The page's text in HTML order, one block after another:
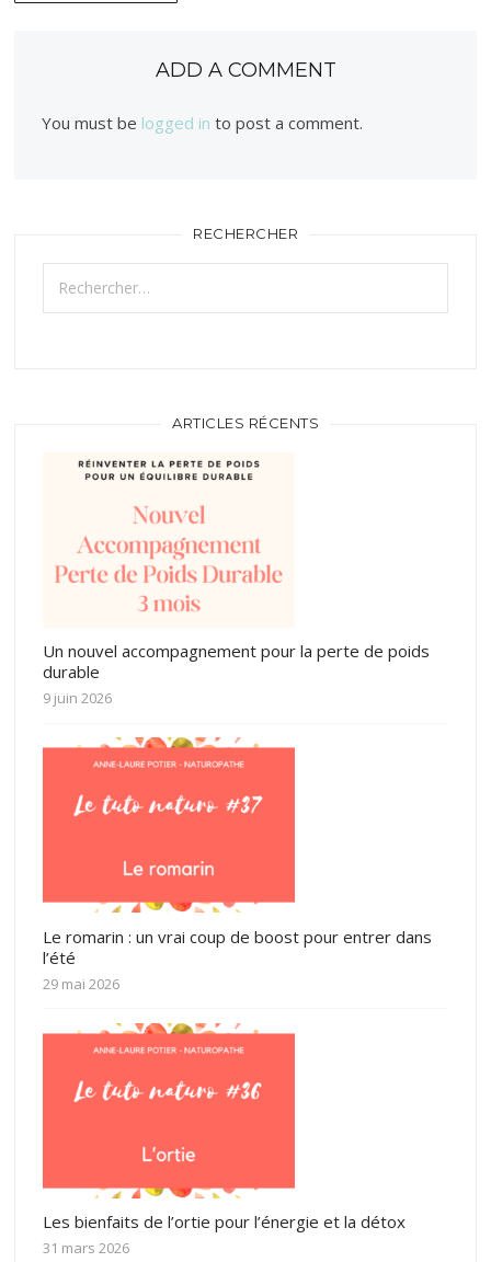
ADD A COMMENT
You must be logged in to post a comment.
RECHERCHER
Rechercher :
ARTICLES RÉCENTS
Un nouvel accompagnement pour la perte de poids
durable
9 juin 2026
Le romarin : un vrai coup de boost pour entrer dans
l’été
29 mai 2026
Les bienfaits de l’ortie pour l’énergie et la détox
31 mars 2026